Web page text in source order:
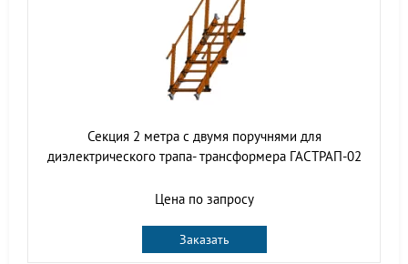
Секция 2 метра с двумя поручнями для
диэлектрического трапа- трансформера ГАСТРАП-02
Цена по запросу
Заказать